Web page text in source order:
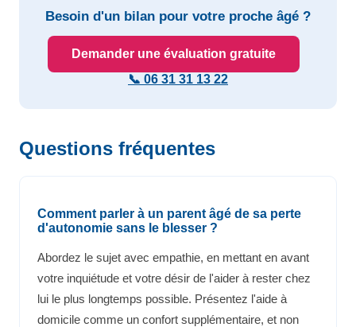
Besoin d'un bilan pour votre proche âgé ?
Demander une évaluation gratuite
📞 06 31 31 13 22
Questions fréquentes
Comment parler à un parent âgé de sa perte
d'autonomie sans le blesser ?
Abordez le sujet avec empathie, en mettant en avant
votre inquiétude et votre désir de l'aider à rester chez
lui le plus longtemps possible. Présentez l'aide à
domicile comme un confort supplémentaire, et non